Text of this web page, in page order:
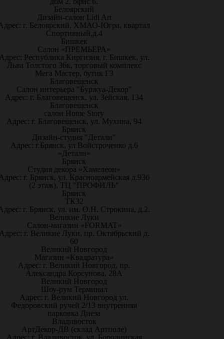
Белоярский
Дизайн-салон Lidi Art
г. Белоярский, ХМАО-Югра, квартал
Спортивный,д.4
Бишкек
Салон «ПРЕМЬЕРА»
Республика Киргизия, г. Бишкек, ул.
Льва Толстого 36к, торговый комплекс
Мега Мастер, бутик Г3
Благовещенск
Салон интерьера "Буржуа-Декор"
Адрес: г. Благовещенск, ул. Зейская, 134
Благовещенск
салон Home Story
Адрес: г. Благовещенск, ул. Мухина, 94
Брянск
Дизайн-студия "Детали"
Адрес: г.Брянск, ул Войстроченко д.6
«Детали»
Брянск
Студия декора «Хамелеон»
г. Брянск, ул. Красноармейская д.93б
(2 этаж), ТЦ "ПРОФИЛЬ"
Брянск
ТК32
г. Брянск, ул. им. О.Н. Строкина, д.2.
Великие Луки
Салон-магазин «FORMAT»
г. Великие Луки, пр. Октябрьский д.
60
Великий Новгород
Магазин «Квадратура»
Адрес: г. Великий Новгород, пр.
Александра Корсунова, 28А
Великий Новгород
Шоу-рум Терминал
Адрес: г. Великий Новгород ул.
Федоровский ручей 2/13 внутренняя
парковка Диеза
Владивосток
АртДекор-ДВ (склад Артполе)
Адрес: г. Владивосток, ул. Бородинская